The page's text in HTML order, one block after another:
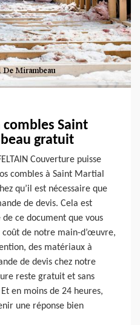
Saint
gratuit
Couverture puisse
combles à Saint Martial
qu’il est nécessaire que
de devis. Cela est
de ce document que vous
coût de notre main-d’œuvre,
des matériaux à
de devis chez notre
reste gratuit et sans
en moins de 24 heures,
une réponse bien